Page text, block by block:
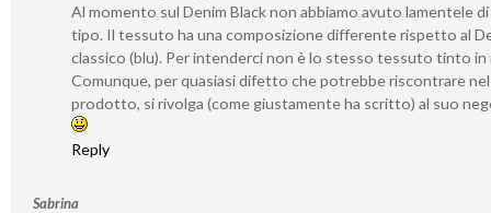
Al momento sul Denim Black non abbiamo avuto lamentele
tipo. Il tessuto ha una composizione differente rispetto al
classico (blu). Per intenderci non è lo stesso tessuto tinto
Comunque, per quasiasi difetto che potrebbe riscontrare nel
prodotto, si rivolga (come giustamente ha scritto) al suo
Reply
Sabrina